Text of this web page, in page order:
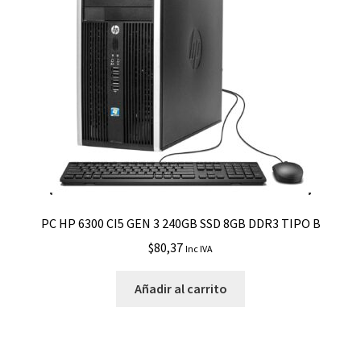
PC HP 6300 CI5 GEN 3 240GB SSD 8GB DDR3 TIPO B
$80,37 Inc IVA
Añadir al carrito